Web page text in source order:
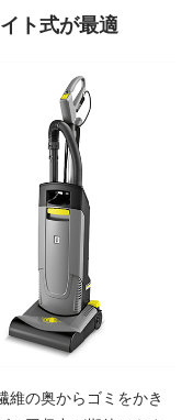
ト式が最適
維の奥からゴミをかき